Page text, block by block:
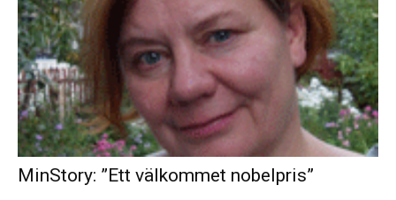
MinStory: ”Ett välkommet nobelpris”